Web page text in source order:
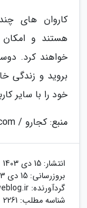
کاروان های
هستند و
خواهند کرد.
بروید و زندگی
خود را با سایر
منبع: کجارو / mymodernmet.com
انتشار: 15 دی 1403
بروزرسانی: 15 دی 1403
گردآورنده:
شناسه مطلب: 2261